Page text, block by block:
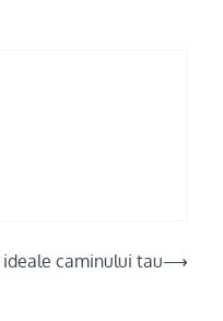
caminului tau⟶